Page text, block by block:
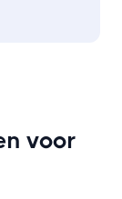
voor